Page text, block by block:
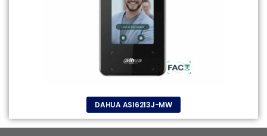
DAHUA ASI6213J-MW